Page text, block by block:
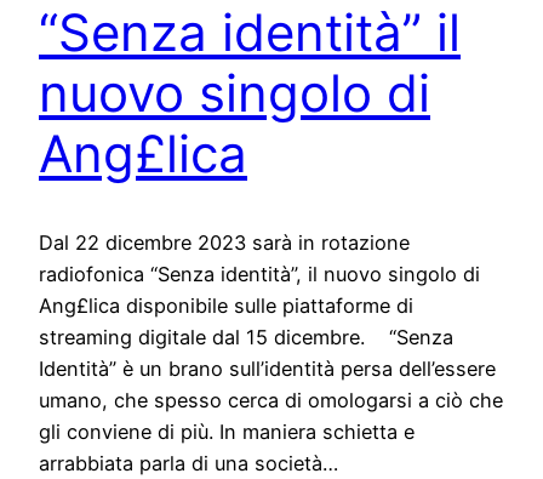
“Senza identità” il
nuovo singolo di
Ang£lica
Dal 22 dicembre 2023 sarà in rotazione
radiofonica “Senza identità”, il nuovo singolo di
Ang£lica disponibile sulle piattaforme di
streaming digitale dal 15 dicembre. “Senza
Identità” è un brano sull’identità persa dell’essere
umano, che spesso cerca di omologarsi a ciò che
gli conviene di più. In maniera schietta e
arrabbiata parla di una società…